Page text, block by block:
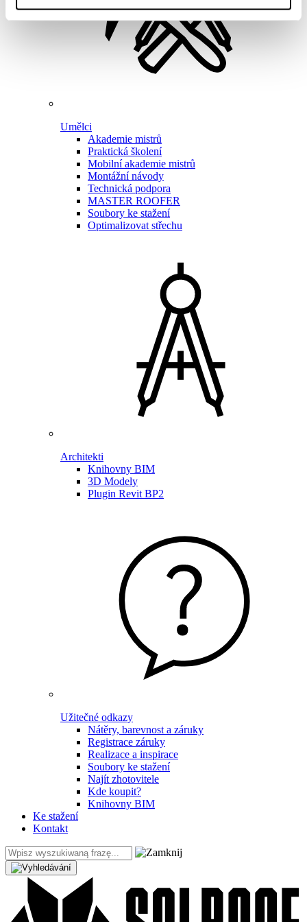
Umělci
Akademie mistrů
Praktická školení
Mobilní akademie mistrů
Montážní návody
Technická podpora
MASTER ROOFER
Soubory ke stažení
Optimalizovat střechu
Architekti
Knihovny BIM
3D Modely
Plugin Revit BP2
Užitečné odkazy
Nátěry, barevnost a záruky
Registrace záruky
Realizace a inspirace
Soubory ke stažení
Najít zhotovitele
Kde koupit?
Knihovny BIM
Ke stažení
Kontakt